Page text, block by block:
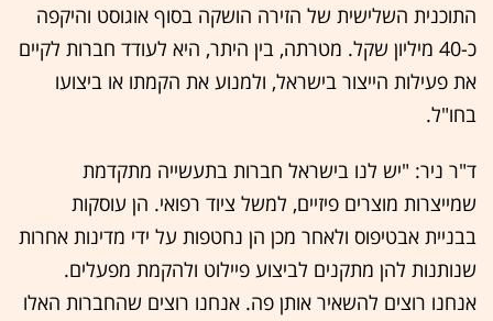
התוכנית השלישית של הזירה הושקה בסוף אוגוסט והיקפה
כ-40 מיליון שקל. מטרתה, בין היתר, היא לעודד חברות לקיים
את פעילות הייצור בישראל, ולמנוע את הקמתו או ביצועו
בחו"ל.
ד"ר ניר: "יש לנו בישראל חברות בתעשייה מתקדמת
שמייצרות מוצרים פיזיים, למשל ציוד רפואי. הן עוסקות
בבניית אבטיפוס ולאחר מכן הן נחטפות על ידי מדינות אחרות
שנותנות להן מתקנים לביצוע פיילוט ולהקמת מפעלים.
אנחנו רוצים להשאיר אותן פה. אנחנו רוצים שהחברות האלו